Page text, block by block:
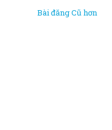
Bài đăng Cũ hơn